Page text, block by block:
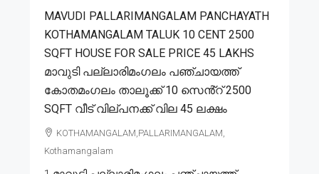
MAVUDI PALLARIMANGALAM PANCHAYATH
KOTHAMANGALAM TALUK 10 CENT 2500
SQFT HOUSE FOR SALE PRICE 45 LAKHS
മാവുടി പല്ലാരിമംഗലം പഞ്ചായത്ത്
കോതമംഗലം താലൂക്ക് 10 സെൻ്റ് 2500
SQFT വീട് വില്പനക്ക് വില 45 ലക്ഷം
KOTHAMANGALAM,PALLARIMANGALAM,
Kothamangalam